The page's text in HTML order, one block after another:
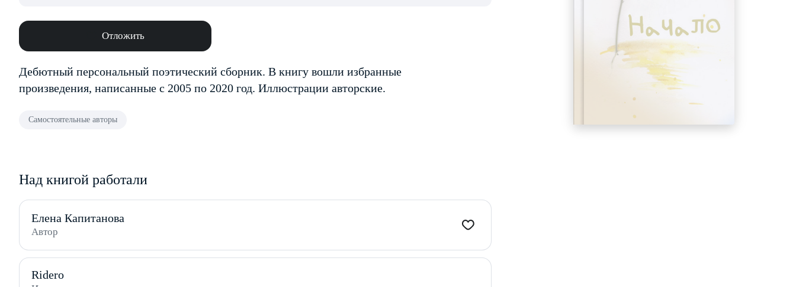
Отложить
Дебютный персональный поэтический сборник. В книгу вошли избранные
произведения, написанные с 2005 по 2020 год. Иллюстрации авторские.
Самостоятельные авторы
Над книгой работали
Елена Капитанова
Автор
Ridero